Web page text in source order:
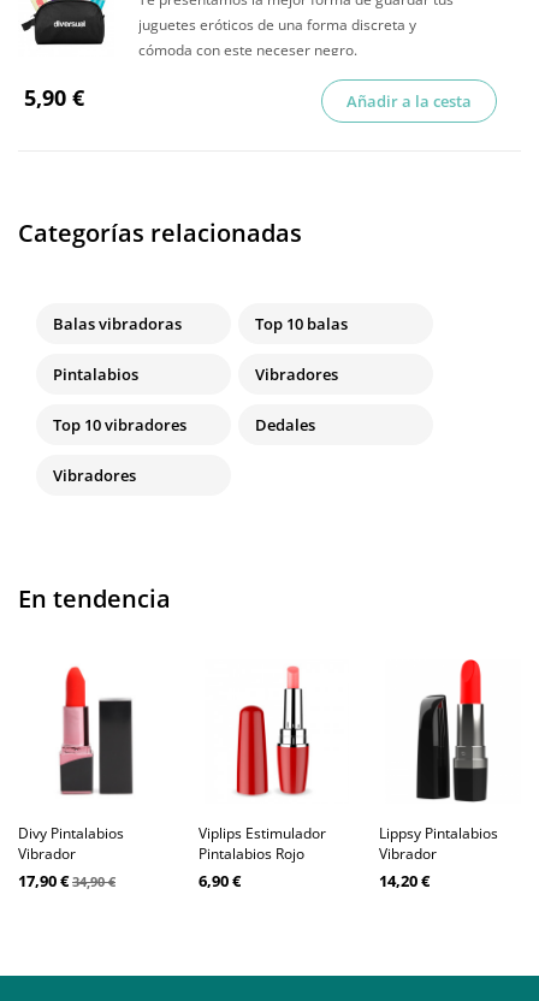
juguetes eróticos de una forma discreta y
cómoda con este neceser negro.
5,90 € Añadir a la cesta
Categorías relacionadas
Balas vibradoras Top 10 balas
Pintalabios Vibradores
Top 10 vibradores Dedales
Vibradores
En tendencia
Divy Pintalabios
Vibrador
17,90 €34,90 €
Viplips Estimulador
Pintalabios Rojo
6,90 €
Lippsy Pintalabios
Vibrador
14,20 €